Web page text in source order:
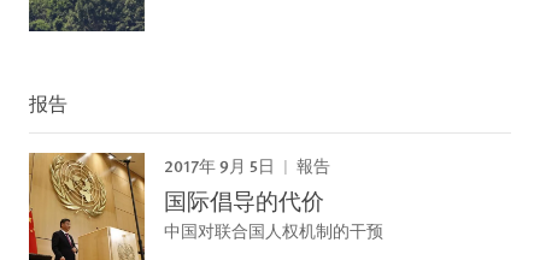
报告
2017年 9月 5日 報告
国际倡导的代价
中国对联合国人权机制的干预